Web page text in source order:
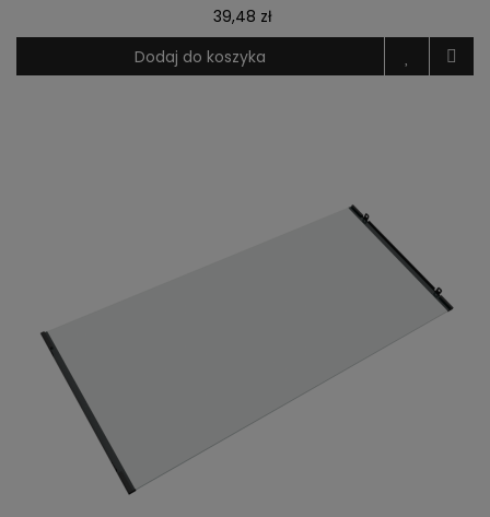
39,48 zł
Dodaj do koszyka